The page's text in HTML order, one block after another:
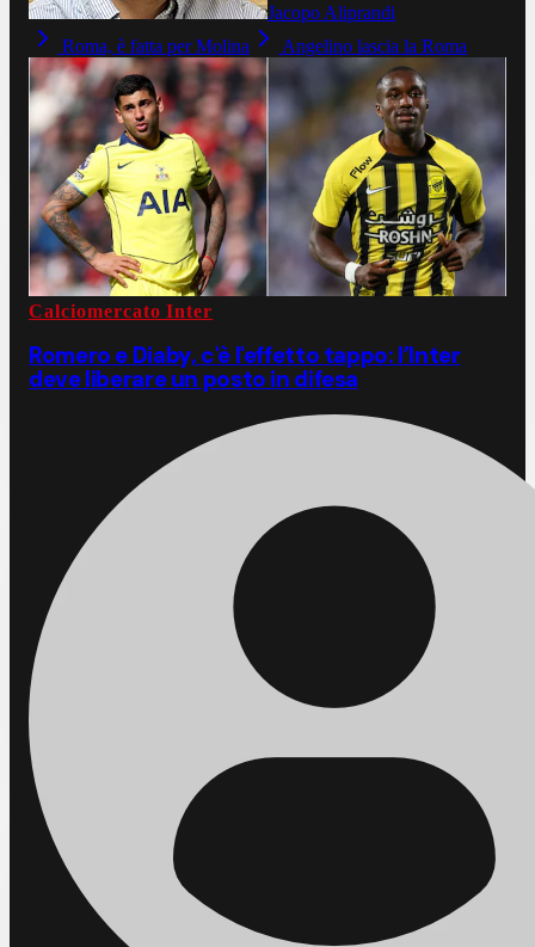
Jacopo Aliprandi
Roma, è fatta per Molina
Angelino lascia la Roma
Calciomercato Inter
Romero e Diaby, c'è l'effetto tappo: l’Inter
deve liberare un posto in difesa